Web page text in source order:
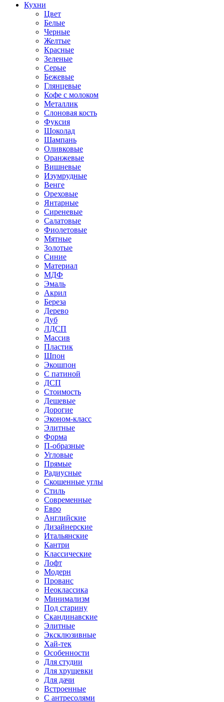
Кухни
Цвет
Белые
Черные
Желтые
Красные
Зеленые
Серые
Бежевые
Глянцевые
Кофе с молоком
Металлик
Слоновая кость
Фуксия
Шоколад
Шампань
Оливковые
Оранжевые
Вишневые
Изумрудные
Венге
Ореховые
Янтарные
Сиреневые
Салатовые
Фиолетовые
Мятные
Золотые
Синие
Материал
МДФ
Эмаль
Акрил
Береза
Дерево
Дуб
ЛДСП
Массив
Пластик
Шпон
Экошпон
С патиной
ДСП
Стоимость
Дешевые
Дорогие
Эконом-класс
Элитные
Форма
П-образные
Угловые
Прямые
Радиусные
Скошенные углы
Стиль
Современные
Евро
Английские
Дизайнерские
Итальянские
Кантри
Классические
Лофт
Модерн
Прованс
Неоклассика
Минимализм
Под старину
Скандинавские
Элитные
Эксклюзивные
Хай-тек
Особенности
Для студии
Для хрущевки
Для дачи
Встроенные
С антресолями